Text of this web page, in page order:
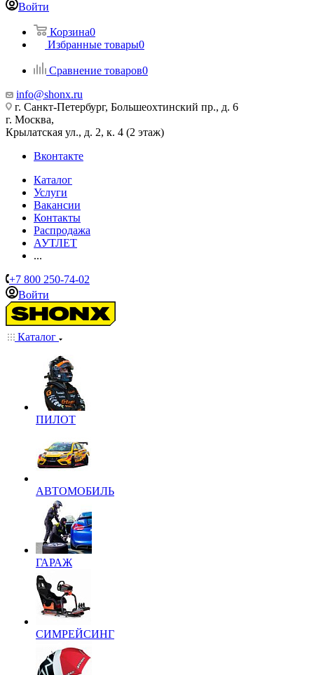
Войти
Корзина0
Избранные товары0
Сравнение товаров0
info@shonx.ru
г. Санкт-Петербург, Большеохтинский пр., д. 6
г. Москва,
Крылатская ул., д. 2, к. 4 (2 этаж)
Вконтакте
Каталог
Услуги
Вакансии
Контакты
Распродажа
АУТЛЕТ
...
+7 800 250-74-02
Войти
Каталог
ПИЛОТ
АВТОМОБИЛЬ
ГАРАЖ
СИМРЕЙСИНГ